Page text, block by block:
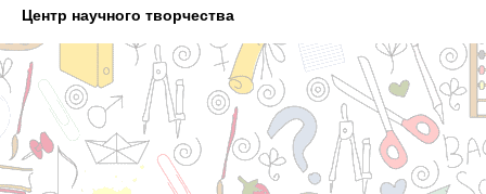
Центр научного творчества